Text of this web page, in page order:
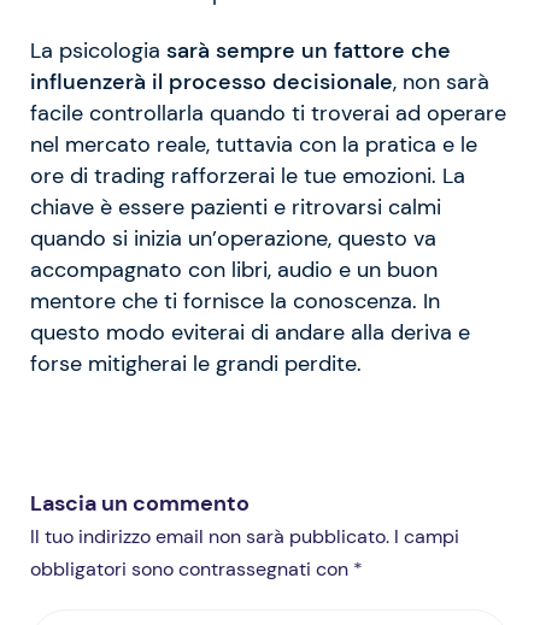
La psicologia sarà sempre un fattore che
influenzerà il processo decisionale, non sarà
facile controllarla quando ti troverai ad operare
nel mercato reale, tuttavia con la pratica e le
ore di trading rafforzerai le tue emozioni. La
chiave è essere pazienti e ritrovarsi calmi
quando si inizia un’operazione, questo va
accompagnato con libri, audio e un buon
mentore che ti fornisce la conoscenza. In
questo modo eviterai di andare alla deriva e
forse mitigherai le grandi perdite.
Lascia un commento
Il tuo indirizzo email non sarà pubblicato. I campi
obbligatori sono contrassegnati con *